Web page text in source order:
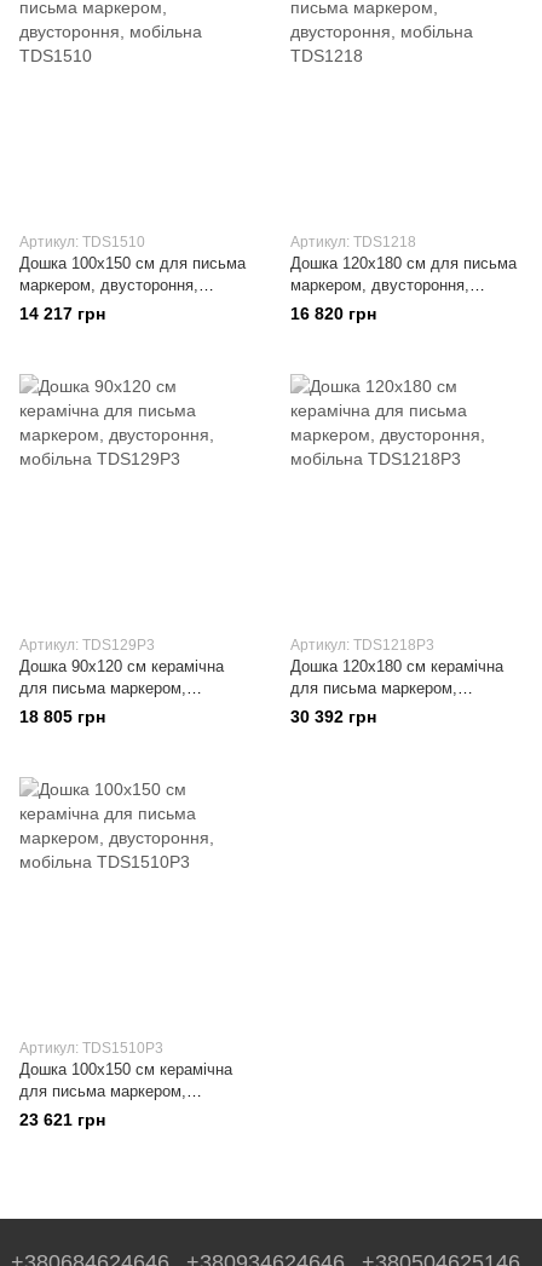
Артикул: TDS1510
Дошка 100x150 см для письма
маркером, двустороння,
мобільна
14 217 грн
Артикул: TDS1218
Дошка 120x180 см для письма
маркером, двустороння,
мобільна
16 820 грн
Артикул: TDS129P3
Дошка 90x120 см керамічна
для письма маркером,
двустороння, мобільна
18 805 грн
Артикул: TDS1218P3
Дошка 120x180 см керамічна
для письма маркером,
двустороння, мобільна
30 392 грн
Артикул: TDS1510P3
Дошка 100x150 см керамічна
для письма маркером,
двустороння, мобільна
23 621 грн